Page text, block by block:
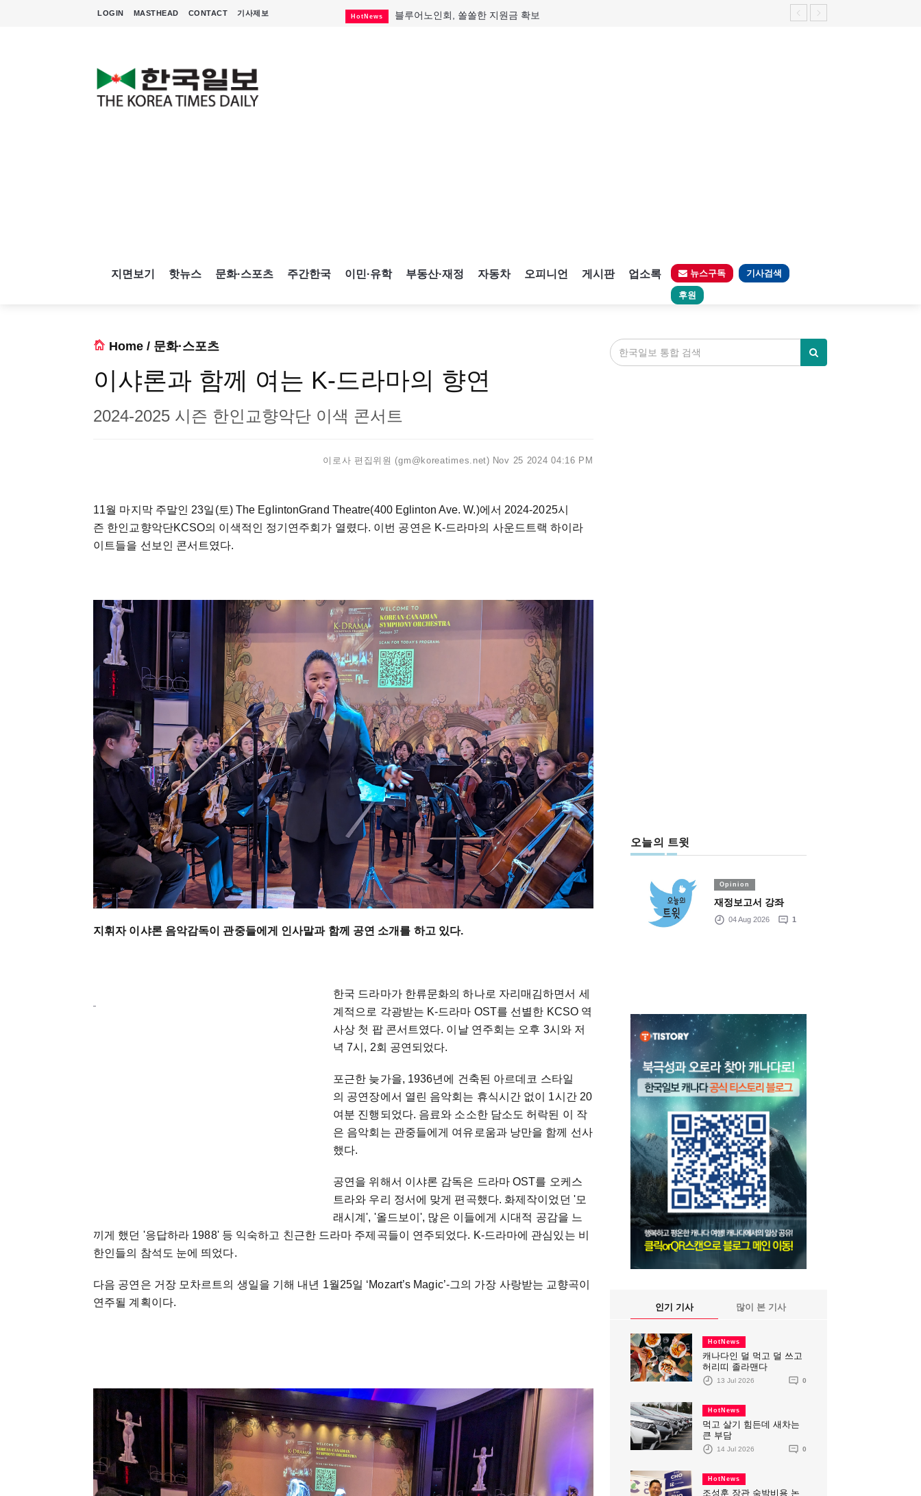
LOGIN MASTHEAD CONTACT 기사제보 HotNews 블루어노인회, 쏠쏠한 지원금 확보
지면보기 핫뉴스 문화·스포츠 주간한국 이민·유학 부동산·재정 자동차 오피니언 게시판 업소록 뉴스구독 기사검색
후원
Home / 문화·스포츠
이샤론과 함께 여는 K-드라마의 향연
2024-2025 시즌 한인교향악단 이색 콘서트
이로사 편집위원 (gm@koreatimes.net) Nov 25 2024 04:16 PM
11월 마지막 주말인 23일(토) The EglintonGrand Theatre(400 Eglinton Ave. W.)에서 2024-2025시
즌 한인교향악단KCSO의 이색적인 정기연주회가 열렸다. 이번 공연은 K-드라마의 사운드트랙 하이라
이트들을 선보인 콘서트였다.
지휘자 이샤론 음악감독이 관중들에게 인사말과 함께 공연 소개를 하고 있다.
한국 드라마가 한류문화의 하나로 자리매김하면서 세
계적으로 각광받는 K-드라마 OST를 선별한 KCSO 역
사상 첫 팝 콘서트였다. 이날 연주회는 오후 3시와 저
녁 7시, 2회 공연되었다.
포근한 늦가을, 1936년에 건축된 아르데코 스타일
의 공연장에서 열린 음악회는 휴식시간 없이 1시간 20
여분 진행되었다. 음료와 소소한 담소도 허락된 이 작
은 음악회는 관중들에게 여유로움과 낭만을 함께 선사
했다.
공연을 위해서 이샤론 감독은 드라마 OST를 오케스
트라와 우리 정서에 맞게 편곡했다. 화제작이었던 '모
래시계', '올드보이', 많은 이들에게 시대적 공감을 느
끼게 했던 '응답하라 1988' 등 익숙하고 친근한 드라마 주제곡들이 연주되었다. K-드라마에 관심있는 비
한인들의 참석도 눈에 띄었다.
다음 공연은 거장 모차르트의 생일을 기해 내년 1월25일 ‘Mozart’s Magic’-그의 가장 사랑받는 교향곡이
연주될 계획이다.
오늘의 트윗
Opinion
재정보고서 강좌
04 Aug 2026 1
인기 기사 많이 본 기사
HotNews
캐나다인 덜 먹고 덜 쓰고
허리띠 졸라맨다
13 Jul 2026 0
HotNews
먹고 살기 힘든데 새차는
큰 부담
14 Jul 2026 0
HotNews
조성훈 장관 숙박비용 논